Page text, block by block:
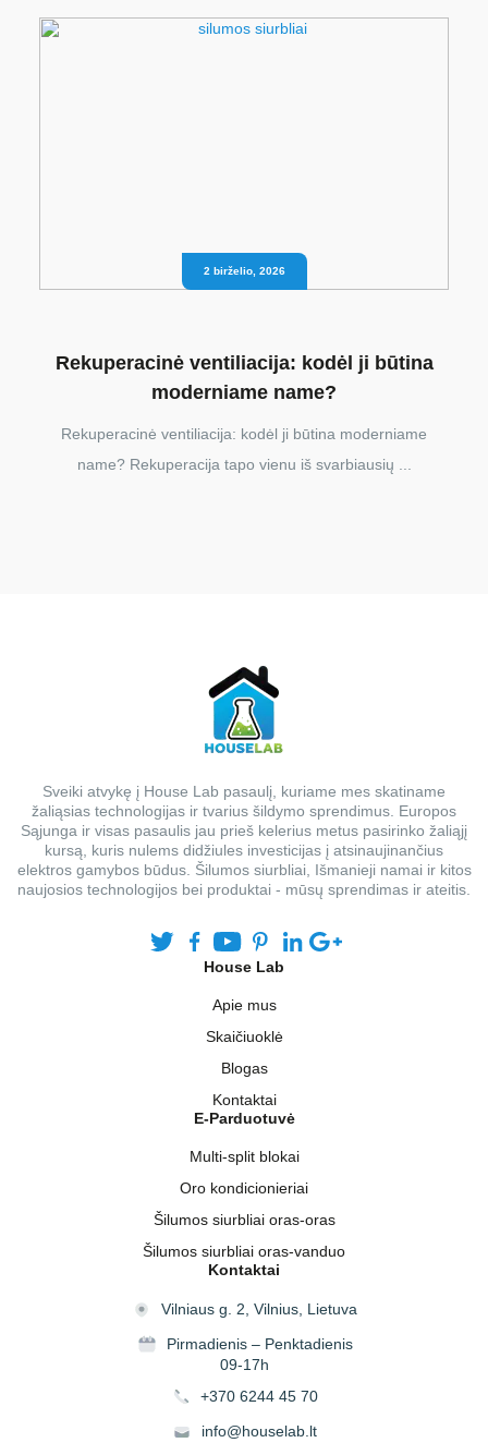
2 birželio, 2026
Rekuperacinė ventiliacija: kodėl ji būtina
moderniame name?
Rekuperacinė ventiliacija: kodėl ji būtina moderniame
name? Rekuperacija tapo vienu iš svarbiausių ...
Sveiki atvykę į House Lab pasaulį, kuriame mes skatiname
žaliąsias technologijas ir tvarius šildymo sprendimus. Europos
Sąjunga ir visas pasaulis jau prieš kelerius metus pasirinko žaliąjį
kursą, kuris nulems didžiules investicijas į atsinaujinančius
elektros gamybos būdus. Šilumos siurbliai, Išmanieji namai ir kitos
naujosios technologijos bei produktai - mūsų sprendimas ir ateitis.
House Lab
Apie mus
Skaičiuoklė
Blogas
Kontaktai
E-Parduotuvė
Multi-split blokai
Oro kondicionieriai
Šilumos siurbliai oras-oras
Šilumos siurbliai oras-vanduo
Kontaktai
Vilniaus g. 2, Vilnius, Lietuva
Pirmadienis – Penktadienis
09-17h
+370 6244 45 70
info@houselab.lt